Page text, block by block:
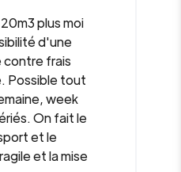
plus moi
d'une
contre frais
Possible tout
week
On fait le
et le
et la mise